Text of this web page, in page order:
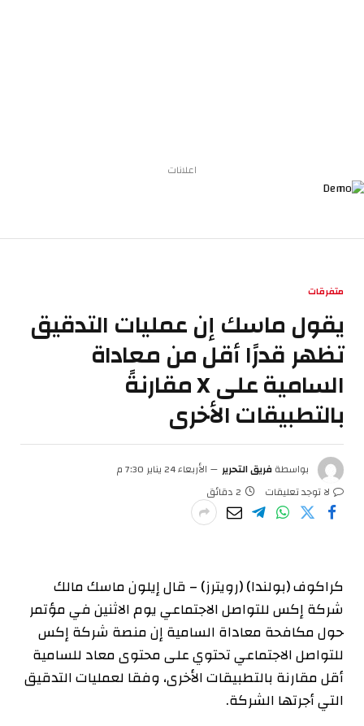
اعلانات
متفرقات
يقول ماسك إن عمليات التدقيق
تظهر قدرًا أقل من معاداة
السامية على X مقارنةً
بالتطبيقات الأخرى
بواسطةفريق التحرير
الأربعاء 24 يناير 7:30 م
لا توجد تعليقات
2 دقائق
كراكوف (بولندا) (رويترز) – قال إيلون ماسك مالك
شركة إكس للتواصل الاجتماعي يوم الاثنين في مؤتمر
حول مكافحة معاداة السامية إن منصة شركة إكس
للتواصل الاجتماعي تحتوي على محتوى معاد للسامية
أقل مقارنة بالتطبيقات الأخرى، وفقا لعمليات التدقيق
التي أجرتها الشركة.